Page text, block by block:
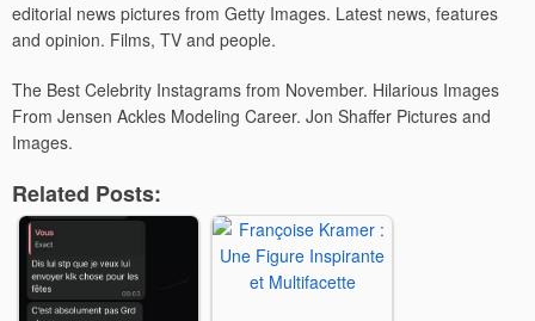
editorial news pictures from Getty Images. Latest news, features
and opinion. Films, TV and people.
The Best Celebrity Instagrams from November. Hilarious Images
From Jensen Ackles Modeling Career. Jon Shaffer Pictures and
Images.
Related Posts: